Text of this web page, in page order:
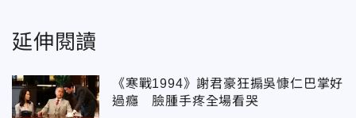
延伸閱讀
《寒戰1994》謝君豪狂搧吳慷仁巴掌好
過癮 臉腫手疼全場看哭